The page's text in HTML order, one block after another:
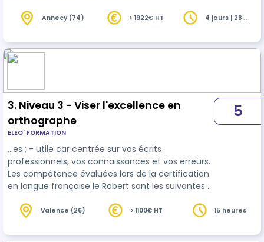
équipes améliorant ainsi lacommunication, la
participants découvriront et intégreront les
différents outils indispensables à la fonction de
La…
Annecy (74) > 1922€ HT
4 jours | 28
3. Niveau 3 - Viser l'excellence en
orthographe
ELEO' FORMATION
…es ; - utile car centrée sur vos écrits
professionnels, vos connaissances et vos erreurs.
Les compétence évaluées lors de la certification
en langue française le Robert sont les suivantes :
professionnelle, en respectant les règles de la
efficacement à l'écrit. - S'exprimer de manière
5
Valence (26) > 1100€ HT 15 heures